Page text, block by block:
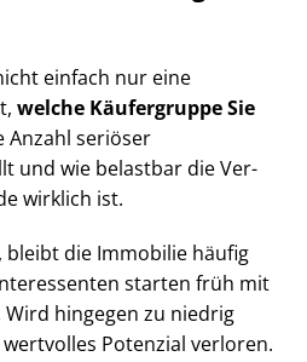
einfach nur eine
welche Käufergruppe Sie
Anzahl seriöser
und wie belastbar die Ver­
wirklich ist.
bleibt die Immobilie häufig
starten früh mit
hingegen zu niedrig
Potenzial verloren.